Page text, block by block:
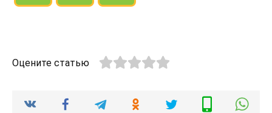
Оцените статью